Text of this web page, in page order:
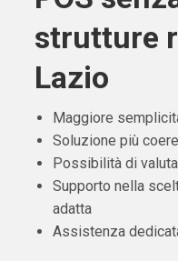
strutture
Lazio
Maggiore
Soluzione più
Possibilità di
Supporto nella
adatta
Assistenza